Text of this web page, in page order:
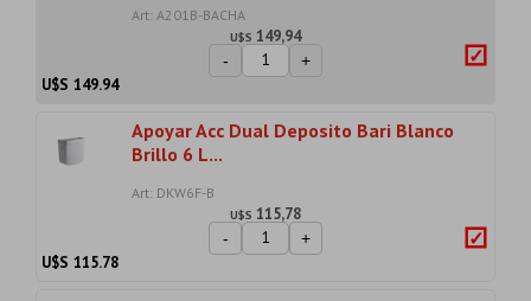
Art: A201B-BACHA
U$S 149,94
- +
U$S 149.94
Apoyar Acc Dual Deposito Bari Blanco
Brillo 6 L...
Art: DKW6F-B
U$S 115,78
- +
U$S 115.78